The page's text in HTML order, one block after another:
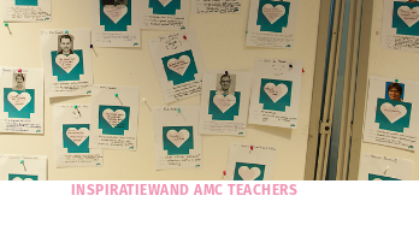
INSPIRATIEWAND AMC TEACHERS